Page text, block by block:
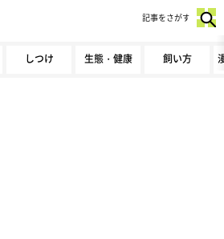
しつけ 生態・健康 飼い方
記事をさがす